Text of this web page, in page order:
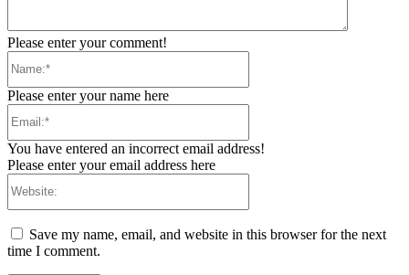
Please enter your comment!
Please enter your name here
You have entered an incorrect email address!
Please enter your email address here
Save my name, email, and website in this browser for the next
time I comment.